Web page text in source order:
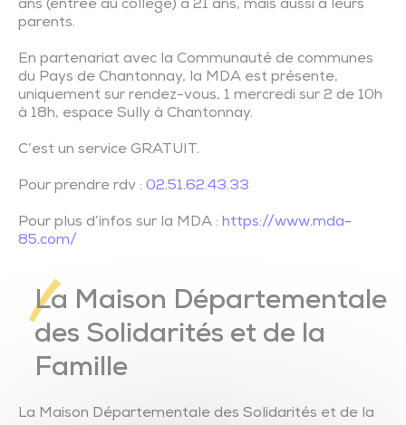
ans (entrée au collège) à 21 ans, mais aussi à leurs
parents.
En partenariat avec la Communauté de communes
du Pays de Chantonnay, la MDA est présente,
uniquement sur rendez-vous, 1 mercredi sur 2 de 10h
à 18h, espace Sully à Chantonnay.
C’est un service GRATUIT.
Pour prendre rdv : 02.51.62.43.33
Pour plus d’infos sur la MDA : https://www.mda-
85.com/
La Maison Départementale
des Solidarités et de la
Famille
La Maison Départementale des Solidarités et de la